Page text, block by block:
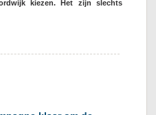
kiezen. Het zijn slechts